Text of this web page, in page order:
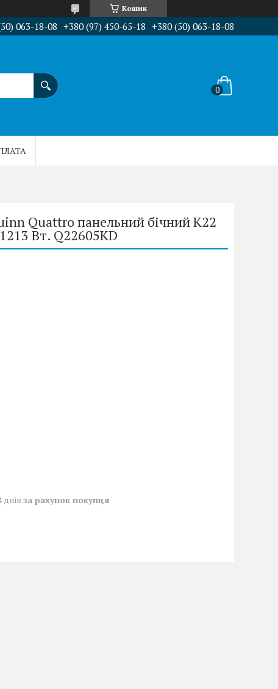
Кошик
063-18-08 +380 (97) 450-65-18 +380 (50) 063-18-08
Quattro панельний бічний K22
Вт. Q22605KD
за рахунок покупця